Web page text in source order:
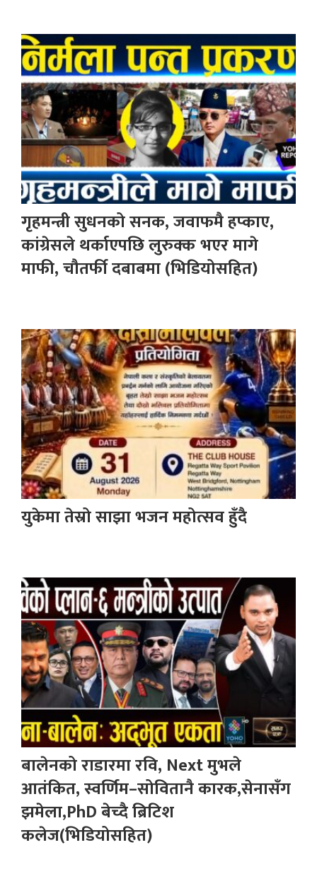
गृहमन्त्री सुधनको सनक, जवाफमै हप्काए,
कांग्रेसले थर्काएपछि लुरुक्क भएर मागे
माफी, चौतर्फी दबाबमा (भिडियोसहित)
युकेमा तेस्रो साझा भजन महोत्सव हुँदै
बालेनको राडारमा रवि, Next मुभले
आतंकित, स्वर्णिम–सोवितानै कारक,सेनासँग
झमेला,PhD बेच्दै ब्रिटिश
कलेज(भिडियोसहित)